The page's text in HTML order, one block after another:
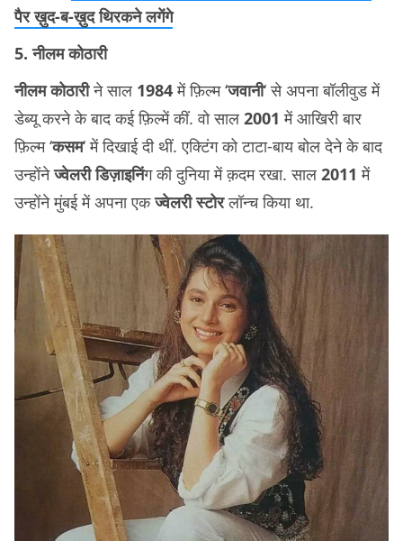
पैर ख़ुद-ब-ख़ुद थिरकने लगेंगे
5. नीलम कोठारी
नीलम कोठारीने साल 1984में फ़िल्म ‘जवानी‘ से अपना बॉलीवुड में
डेब्यू करने के बाद कई फ़िल्में कीं. वो साल 2001 में आखिरी बार
फ़िल्म ‘कसम‘ में दिखाई दी थीं. एक्टिंग को टाटा-बाय बोल देने के बाद
उन्होंनेज्वेलरी डिज़ाइनिंग की दुनिया में क़दम रखा. साल 2011 में
उन्होंने मुंबई में अपना एकज्वेलरी स्टोरलॉन्च किया था.